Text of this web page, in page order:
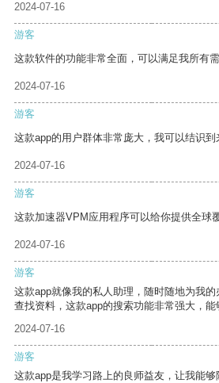
2024-07-16
游客
这款软件的功能非常全面，可以满足我所有需
2024-07-16
游客
这款app的用户群体非常庞大，我可以结识到
2024-07-16
游客
这款加速器VPM应用程序可以给你提供全球
2024-07-16
游客
这款app就像我的私人助理，随时随地为我
查找资料，这款app的搜索功能非常强大，能
2024-07-16
游客
这款app是我学习路上的良师益友，让我能